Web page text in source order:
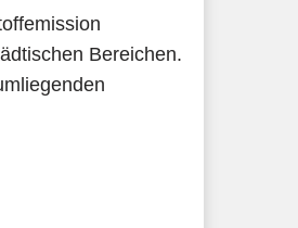
Bereichen.